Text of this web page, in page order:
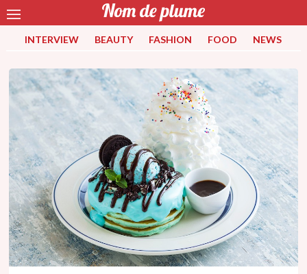
INTERVIEW BEAUTY FASHION FOOD NEWS